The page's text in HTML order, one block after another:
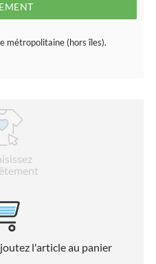
métropolitaine (hors îles).
l'article au panier